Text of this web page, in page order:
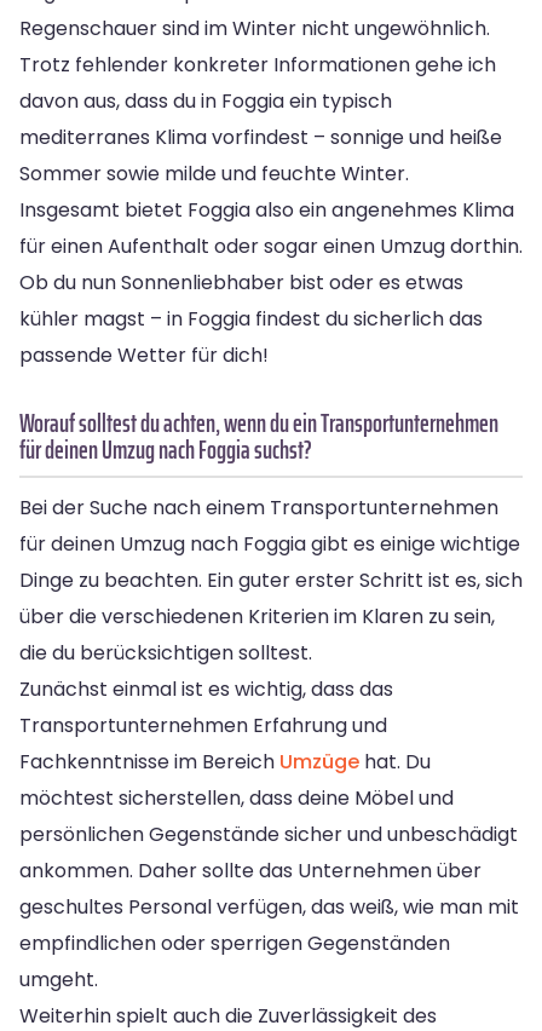
Regenschauer sind im Winter nicht ungewöhnlich.
Trotz fehlender konkreter Informationen gehe ich
davon aus, dass du in Foggia ein typisch
mediterranes Klima vorfindest – sonnige und heiße
Sommer sowie milde und feuchte Winter.
Insgesamt bietet Foggia also ein angenehmes Klima
für einen Aufenthalt oder sogar einen Umzug dorthin.
Ob du nun Sonnenliebhaber bist oder es etwas
kühler magst – in Foggia findest du sicherlich das
passende Wetter für dich!
Worauf solltest du achten, wenn du ein Transportunternehmen
für deinen Umzug nach Foggia suchst?
Bei der Suche nach einem Transportunternehmen
für deinen Umzug nach Foggia gibt es einige wichtige
Dinge zu beachten. Ein guter erster Schritt ist es, sich
über die verschiedenen Kriterien im Klaren zu sein,
die du berücksichtigen solltest.
Zunächst einmal ist es wichtig, dass das
Transportunternehmen Erfahrung und
Fachkenntnisse im Bereich Umzüge hat. Du
möchtest sicherstellen, dass deine Möbel und
persönlichen Gegenstände sicher und unbeschädigt
ankommen. Daher sollte das Unternehmen über
geschultes Personal verfügen, das weiß, wie man mit
empfindlichen oder sperrigen Gegenständen
umgeht.
Weiterhin spielt auch die Zuverlässigkeit des